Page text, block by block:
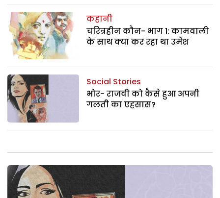
कहानी
चरित्रहीन कौन- भाग 1: कामवाली
के साथ क्या कर रहा था उमेश
Social Stories
भोर- राजवी को कैसे हुआ अपनी
गलती का एहसास?